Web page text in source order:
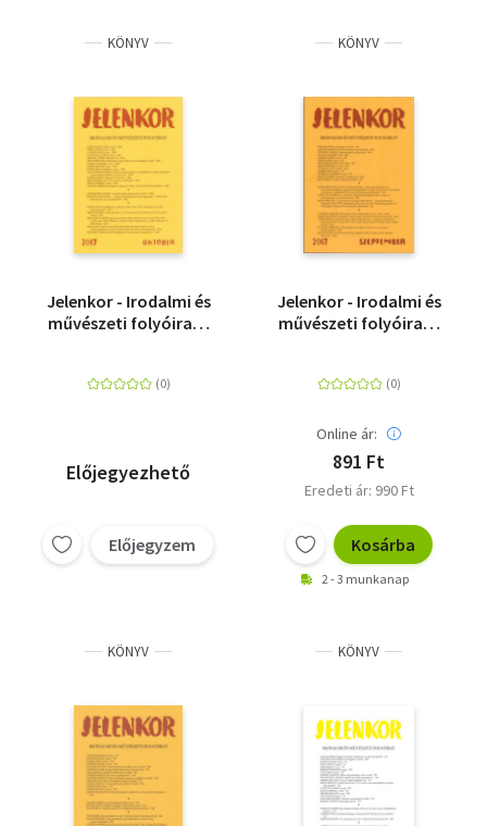
KÖNYV
Jelenkor - Irodalmi és
művészeti folyóirat -
Előjegyezhető
Előjegyzem
KÖNYV
Jelenkor - Irodalmi és
művészeti folyóirat -
Online ár:
891 Ft
Eredeti ár: 990 Ft
Kosárba
2 - 3 munkanap
KÖNYV KÖNYV